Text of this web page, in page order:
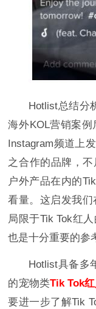
Hotlist总结分
海外KOL营销案例
Instagram频道上
之合作的品牌，不
户外产品在内的
看量。这启发我们
局限于Tik Tok红
也是十分重要的参
Hotlist具备多
的宠物类Tik Tok
要进一步了解Tik